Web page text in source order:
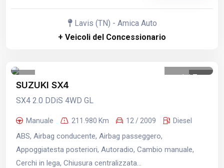
Lavis (TN) - Amica Auto
+ Veicoli del Concessionario
1 /7
SUZUKI SX4
SX4 2.0 DDiS 4WD GL
Manuale 211.980 Km 12 / 2009 Diesel
ABS, Airbag conducente, Airbag passeggero,
Appoggiatesta posteriori, Autoradio, Cambio manuale,
Cerchi in lega, Chiusura centralizzata...